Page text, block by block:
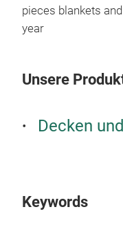
pieces blankets
year
Unsere
Decken
Keywords